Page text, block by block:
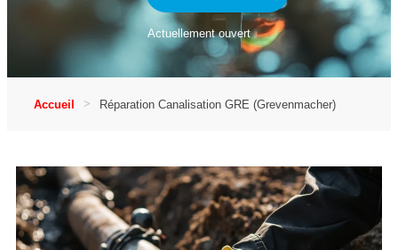
Actuellement ouvert
Accueil Réparation Canalisation GRE (Grevenmacher)